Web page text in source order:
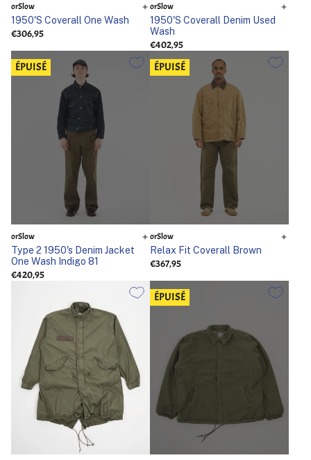
orSlow
1950'S Coverall One Wash
€306,95
orSlow
1950'S Coverall Denim Used
Wash
€402,95
ÉPUISÉ
orSlow
Type 2 1950's Denim Jacket
One Wash Indigo 81
€420,95
ÉPUISÉ
orSlow
Relax Fit Coverall Brown
€367,95
ÉPUISÉ